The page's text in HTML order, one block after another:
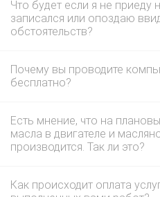
Что будет если я не приеду
записался или опоздаю
обстоятельств?
Почему вы проводите
бесплатно?
Есть мнение, что на
масла в двигателе и
производится. Так ли это?
Как происходит оплата